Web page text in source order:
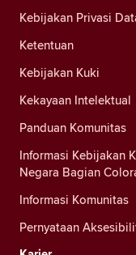
Kebijakan Privasi
Ketentuan
Kebijakan Kuki
Kekayaan Intelektual
Panduan Komunitas
Informasi Kebijakan
Negara Bagian
Informasi Komunitas
Pernyataan